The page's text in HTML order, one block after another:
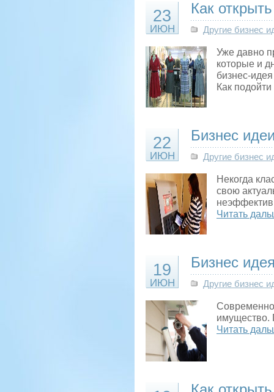
23
ИЮН
Как
Другие бизнес
Уже давно
которые и
бизнес-
Как
22
ИЮН
Бизнес
Другие бизнес
Некогда
свою
Читать
19
ИЮН
Бизнес
Другие бизнес
имущество.
Читать